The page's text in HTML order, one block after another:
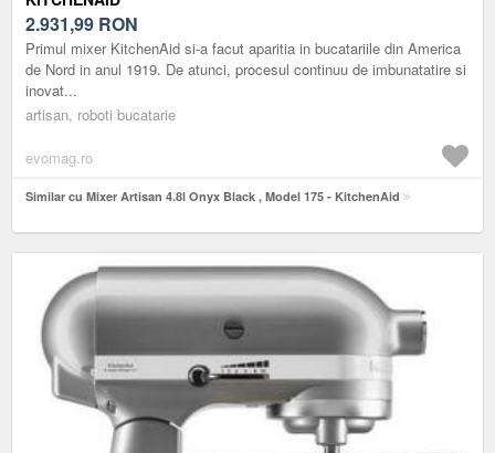
2.931,99 RON
Primul mixer KitchenAid si-a facut aparitia in bucatariile din America
de Nord in anul 1919. De atunci, procesul continuu de imbunatatire si
inovat...
artisan, roboti bucatarie
evomag.ro
Similar cu Mixer Artisan 4.8l Onyx Black , Model 175 - KitchenAid